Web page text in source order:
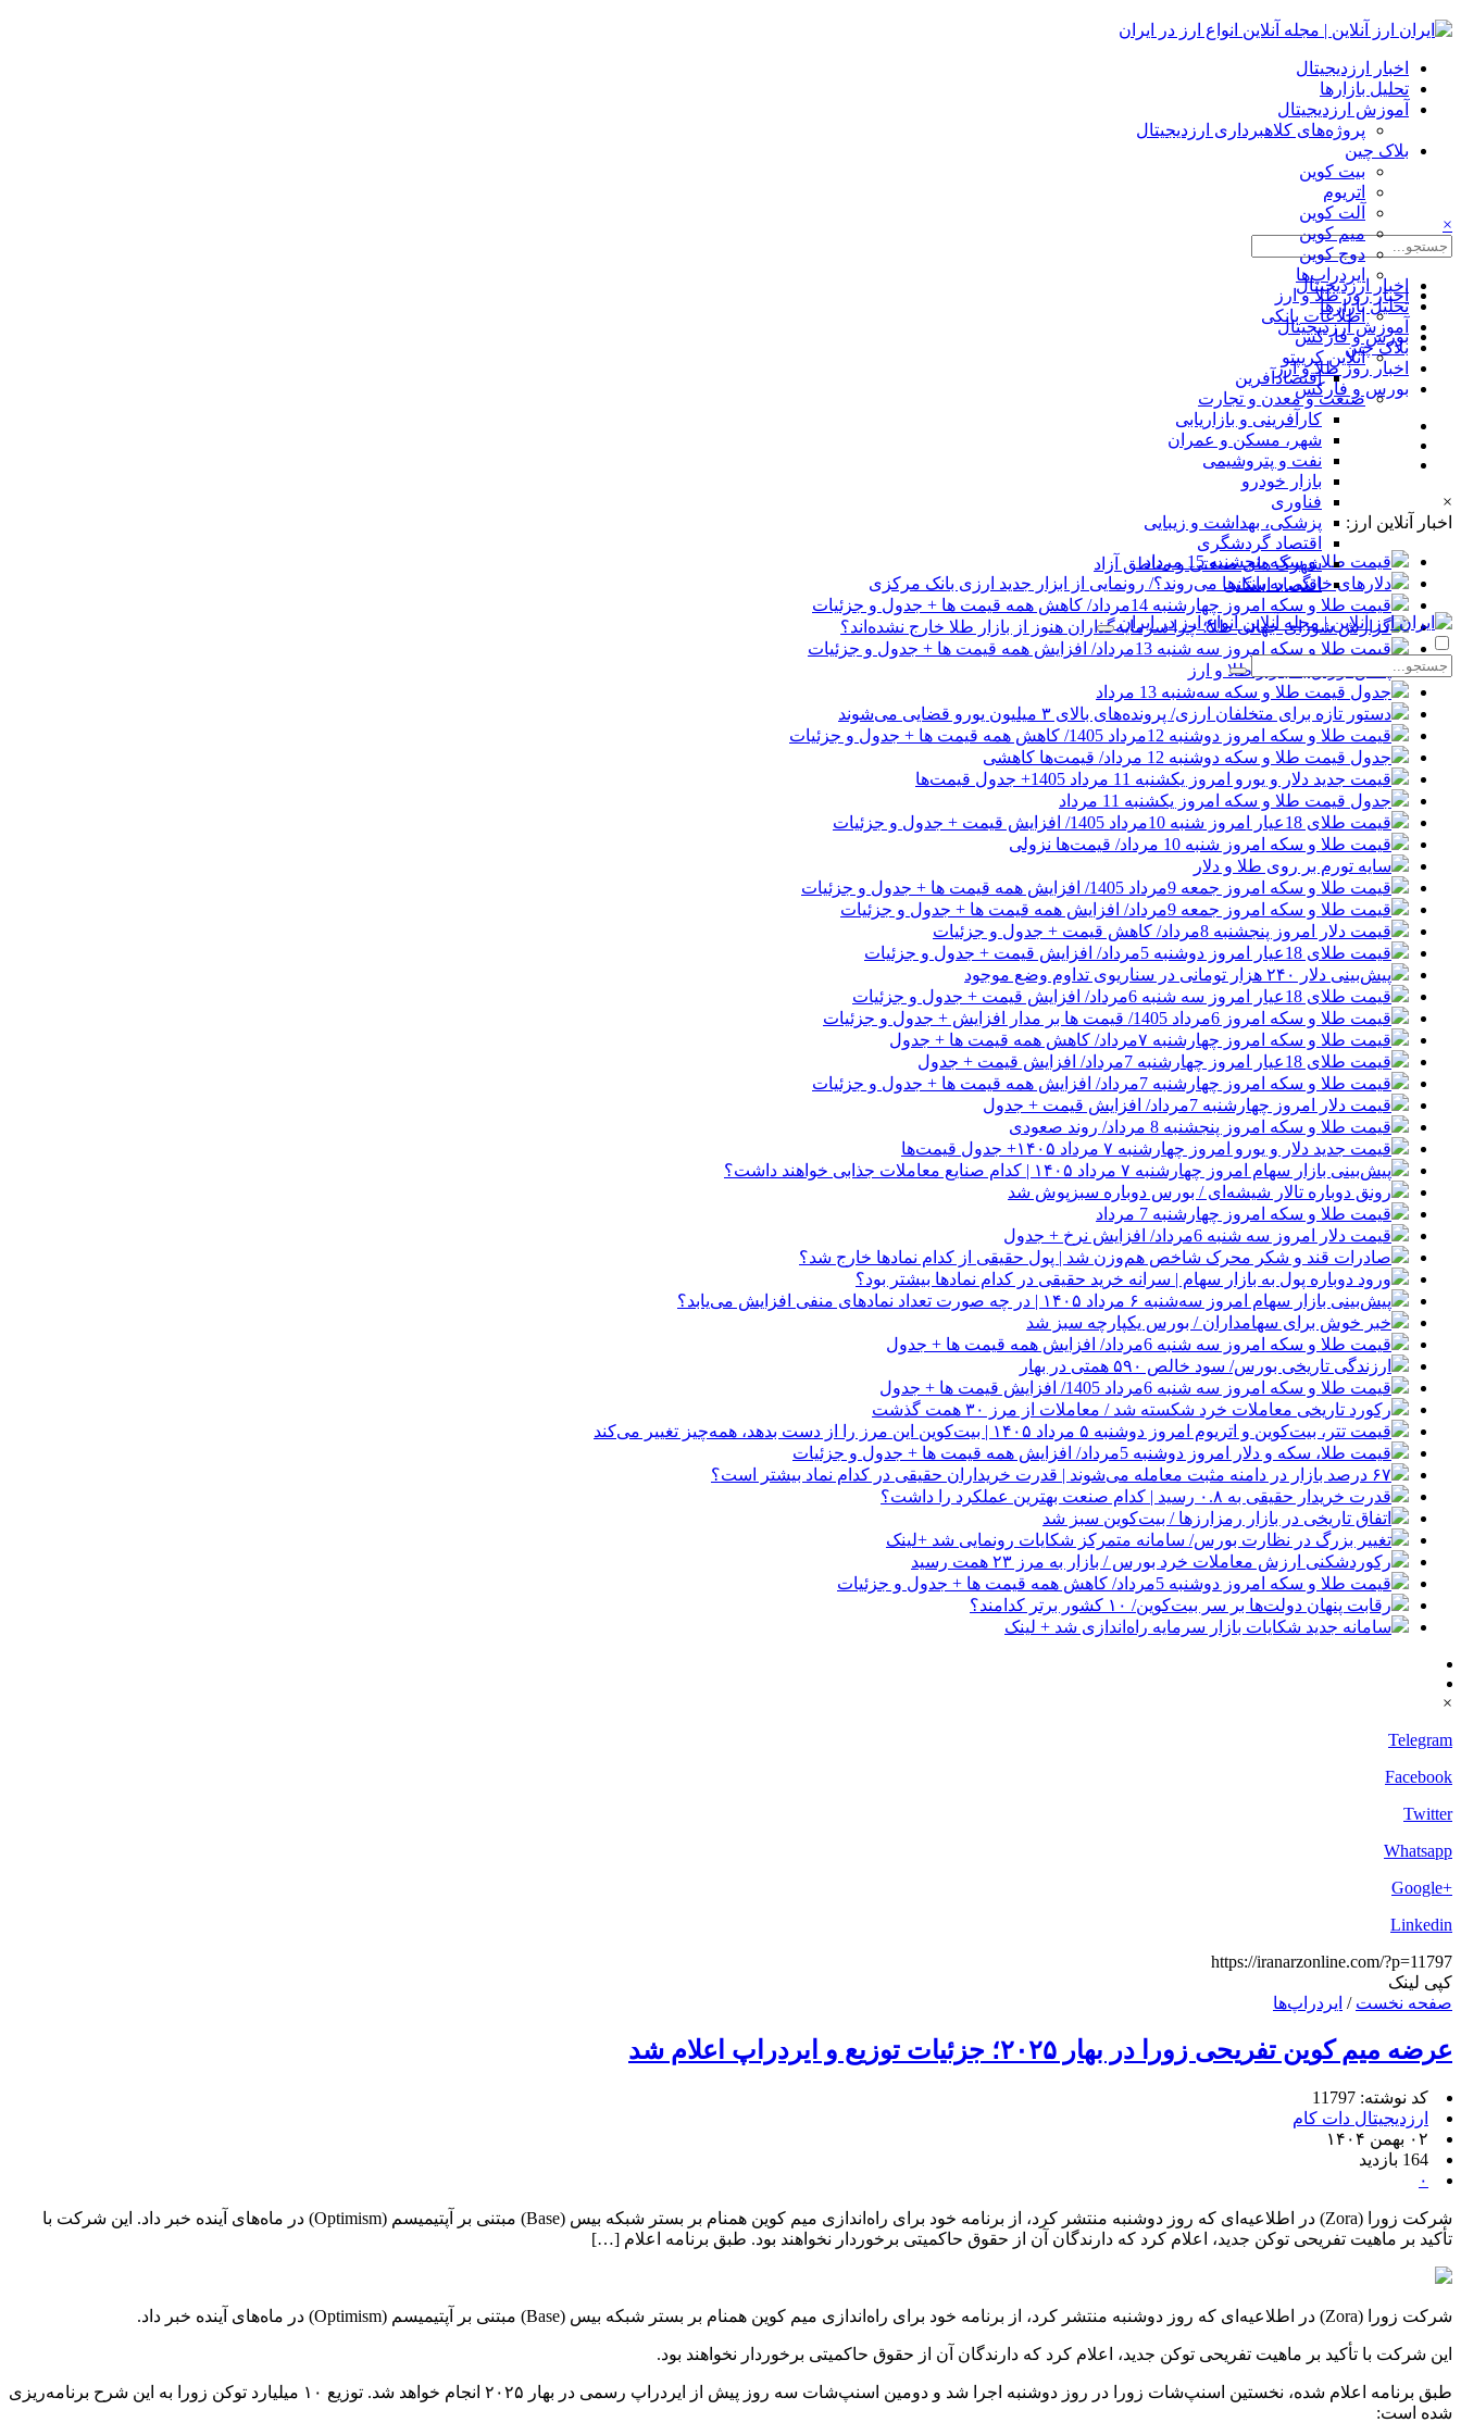
اخبار ارزدیجیتال
تحلیل بازارها
آموزش ارزدیجیتال
پروژه‌های کلاهبرداری ارزدیجیتال
بلاک چین
بیت کوین
اتریوم
آلت کوین
میم کوین‌
دوج کوین
ایردراپ‌ها
اخبار روز طلا و ارز
اطلاعات بانکی
بورس و فارکس
آنلاین کریپتو
اقتصادآفرین
صنعت و معدن و تجارت
کارآفرینی و بازاریابی
شهر، مسکن و عمران
نفت و پتروشیمی
بازار خودرو
فناوری
پزشکی، بهداشت و زیبایی
اقتصاد گردشگری
شهرک های صنعتی و مناطق آزاد
اقتصاد استانی
×
اخبار ارزدیجیتال
تحلیل بازارها
آموزش ارزدیجیتال
بلاک چین
اخبار روز طلا و ارز
بورس و فارکس
×
اخبار آنلاین ارز:
قیمت طلا و سکه پنجشنبه 15 مرداد
دلارهای خانگی به بانک‌ها می‌روند؟/ رونمایی از ابزار جدید ارزی بانک مرکزی
قیمت طلا و سکه امروز چهارشنبه 14مرداد/ کاهش همه قیمت ها + جدول و جزئیات
گزارش شورای جهانی طلا؛ چرا سرمایه‌گذاران هنوز از بازار طلا خارج نشده‌اند؟
قیمت طلا و سکه امروز سه شنبه 13مرداد/ افزایش همه قیمت ها + جدول و جزئیات
پالس اوراق به بازار طلا و ارز
جدول قیمت طلا و سکه سه‌شنبه 13 مرداد
دستور تازه برای متخلفان ارزی/ پرونده‌های بالای ۳ میلیون یورو قضایی می‌شوند
قیمت طلا و سکه امروز دوشنبه 12مرداد 1405/ کاهش همه قیمت ها + جدول و جزئیات
جدول قیمت طلا و سکه دوشنبه 12 مرداد/ قیمت‌ها کاهشی
قیمت جدید دلار و یورو امروز یکشنبه 11 مرداد 1405+ جدول قیمت‌ها
جدول قیمت طلا و سکه امروز یکشنبه 11 مرداد
قیمت طلای 18عیار امروز شنبه 10مرداد 1405/ افزایش قیمت + جدول و جزئیات
قیمت طلا و سکه امروز شنبه 10 مرداد/ قیمت‌ها نزولی
سایه تورم بر روی طلا و دلار
قیمت طلا و سکه امروز جمعه 9مرداد 1405/ افزایش همه قیمت ها + جدول و جزئیات
قیمت طلا و سکه امروز جمعه 9مرداد/ افزایش همه قیمت ها + جدول و جزئیات
قیمت دلار امروز پنجشنبه 8مرداد/ کاهش قیمت + جدول و جزئیات
قیمت طلای 18عیار امروز دوشنبه 5مرداد/ افزایش قیمت + جدول و جزئیات
پیش‌بینی دلار ۲۴۰ هزار تومانی در سناریوی تداوم وضع موجود
قیمت طلای 18عیار امروز سه شنبه 6مرداد/ افزایش قیمت + جدول و جزئیات
قیمت طلا و سکه امروز 6مرداد 1405/ قیمت ها بر مدار افزایش + جدول و جزئیات
قیمت طلا و سکه امروز چهارشنبه ۷مرداد/ کاهش همه قیمت ها + جدول
قیمت طلای 18عیار امروز چهارشنبه 7مرداد/ افزایش قیمت + جدول
قیمت طلا و سکه امروز چهارشنبه 7مرداد/ افزایش همه قیمت ها + جدول و جزئیات
قیمت دلار امروز چهارشنبه 7مرداد/ افزایش قیمت + جدول
قیمت طلا و سکه امروز پنجشنبه 8 مرداد/ روند صعودی
قیمت جدید دلار و یورو امروز چهارشنبه ۷ مرداد ۱۴۰۵+ جدول قیمت‌ها
پیش‌بینی بازار سهام امروز چهارشنبه ۷ مرداد ۱۴۰۵ | کدام صنایع معاملات جذابی خواهند داشت؟
رونق دوباره تالار شیشه‌ای / بورس دوباره سبزپوش شد
قیمت طلا و سکه امروز چهارشنبه 7 مرداد
قیمت دلار امروز سه شنبه 6مرداد/ افزایش نرخ + جدول
صادرات قند و شکر محرک شاخص هم‌وزن شد | پول حقیقی از کدام نماد‌ها خارج شد؟
ورود دوباره پول به بازار سهام | سرانه خرید حقیقی در کدام نماد‌ها بیشتر بود؟
پیش‌بینی بازار سهام امروز سه‌شنبه ۶ مرداد ۱۴۰۵ | در چه صورت تعداد نماد‌های منفی افزایش می‌یابد؟
خبر خوش برای سهامداران / بورس یکپارچه سبز شد
قیمت طلا و سکه امروز سه شنبه 6مرداد/ افزایش همه قیمت ها + جدول
ارزندگی تاریخی بورس/ سود خالص ۵۹۰ همتی در بهار
قیمت طلا و سکه امروز سه شنبه 6مرداد 1405/ افزایش قیمت ها + جدول
رکورد تاریخی معاملات خرد شکسته شد / معاملات از مرز ۳۰ همت گذشت
قیمت تتر، بیت‌کوین و اتریوم امروز دوشنبه ۵ مرداد ۱۴۰۵ | بیت‌کوین این مرز را از دست بدهد، همه‌چیز تغییر می‌کند
قیمت طلا، سکه و دلار امروز دوشنبه 5مرداد/ افزایش همه قیمت ها + جدول و جزئیات
۶۷ درصد بازار در دامنه مثبت معامله می‌شوند | قدرت خریداران حقیقی در کدام نماد بیشتر است؟
قدرت خریدار حقیقی به ۰.۸ رسید | کدام صنعت بهترین عملکرد را داشت؟
اتفاق تاریخی در بازار رمزارزها / بیت‌کوین سبز شد
تغییر بزرگ در نظارت بورس/ سامانه متمرکز شکایات رونمایی شد +لینک
رکوردشکنی ارزش معاملات خرد بورس / بازار به مرز ۲۳ همت رسید
قیمت طلا و سکه امروز دوشنبه 5مرداد/ کاهش همه قیمت ها + جدول و جزئیات
رقابت پنهان دولت‌ها بر سر بیت‌کوین/ ۱۰ کشور برتر کدامند؟
سامانه جدید شکایات بازار سرمایه راه‌اندازی شد + لینک
×
Telegram
Facebook
Twitter
Whatsapp
+Google
Linkedin
https://iranarzonline.com/?p=11797
کپی لینک
صفحه نخست / ایردراپ‌ها
عرضه میم کوین تفریحی زورا در بهار ۲۰۲۵؛ جزئیات توزیع و ایردراپ اعلام شد
کد نوشته: 11797
ارزدیجیتال دات کام
۰۲ بهمن ۱۴۰۴
164 بازدید
۰
شرکت زورا (Zora) در اطلاعیه‌ای که روز دوشنبه منتشر کرد، از برنامه خود برای راه‌اندازی میم کوین همنام بر بستر شبکه بیس (Base) مبتنی بر آپتیمیسم (Optimism) در ماه‌های آینده خبر داد. این شرکت با
تأکید بر ماهیت تفریحی توکن جدید، اعلام کرد که دارندگان آن از حقوق حاکمیتی برخوردار نخواهند بود. طبق برنامه اعلام […]
شرکت زورا (Zora) در اطلاعیه‌ای که روز دوشنبه منتشر کرد، از برنامه خود برای راه‌اندازی میم کوین همنام بر بستر شبکه بیس (Base) مبتنی بر آپتیمیسم (Optimism) در ماه‌های آینده خبر داد.
این شرکت با تأکید بر ماهیت تفریحی توکن جدید، اعلام کرد که دارندگان آن از حقوق حاکمیتی برخوردار نخواهند بود.
طبق برنامه اعلام شده، نخستین اسنپ‌شات زورا در روز دوشنبه اجرا شد و دومین اسنپ‌شات سه روز پیش از ایردراپ رسمی در بهار ۲۰۲۵ انجام خواهد شد. توزیع ۱۰ میلیارد توکن زورا به این شرح برنامه‌ریزی
شده است: